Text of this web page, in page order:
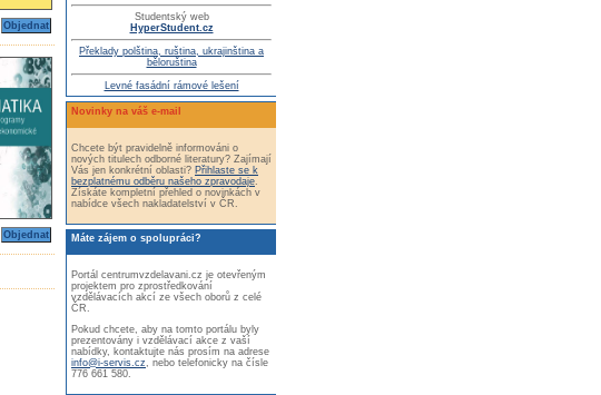
Studentský web
HyperStudent.cz
Překlady polština, ruština, ukrajinština a
běloruština
Levné fasádní rámové lešení
Novinky na váš e-mail
Chcete být pravidelně informováni o
nových titulech odborné literatury? Zajímají
Vás jen konkrétní oblasti? Přihlaste se k
bezplatnému odběru našeho zpravodaje.
Získáte kompletní přehled o novinkách v
nabídce všech nakladatelství v ČR.
Máte zájem o spolupráci?
Portál centrumvzdelavani.cz je otevřeným
projektem pro zprostředkování
vzdělávacích akcí ze všech oborů z celé
ČR.
Pokud chcete, aby na tomto portálu byly
prezentovány i vzdělávací akce z vaší
nabídky, kontaktujte nás prosím na adrese
info@i-servis.cz, nebo telefonicky na čísle
776 661 580.